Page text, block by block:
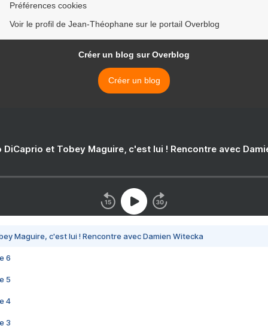
Préférences cookies
Voir le profil de Jean-Théophane sur le portail Overblog
Créer un blog sur Overblog
Créer un blog
DiCaprio et Tobey Maguire, c'est lui ! Rencontre avec
Maguire, c'est lui ! Rencontre avec Damien Witecka
6
5
4
3